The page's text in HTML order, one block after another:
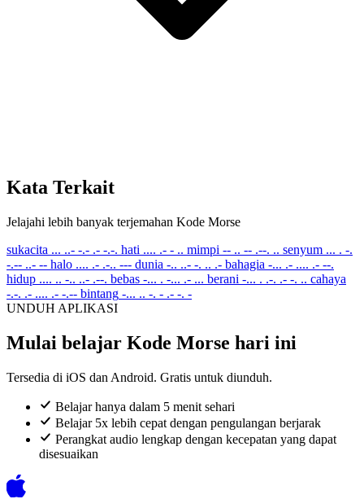
Kata Terkait
Jelajahi lebih banyak terjemahan Kode Morse
sukacita ... ..- -.- .- -.-. hati .... .- - .. mimpi -- .. -- .--. .. senyum ... . -.
-.-- ..- -- halo .... .- .-.. --- dunia -.. ..- -. .. .- bahagia -... .- .... .- --.
hidup .... .. -.. ..- .--. bebas -... . -... .- ... berani -... . .-. .- -. .. cahaya
-.-. .- .... .- -.-- bintang -... .. -. - .- -. -
UNDUH APLIKASI
Mulai belajar Kode Morse hari ini
Tersedia di iOS dan Android. Gratis untuk diunduh.
Belajar hanya dalam 5 menit sehari
Belajar 5x lebih cepat dengan pengulangan berjarak
Perangkat audio lengkap dengan kecepatan yang dapat
disesuaikan